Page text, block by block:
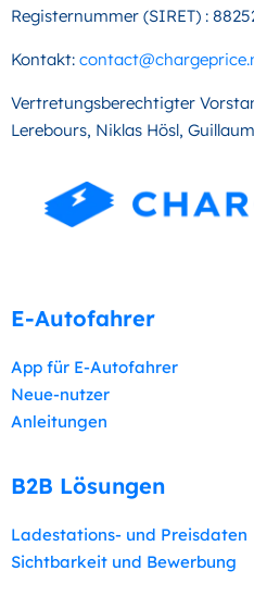
Registernummer (SIRET) :
Kontakt:
Vertretungs­berechtigter
Lerebours, Niklas Hösl,
E-Autofahrer
App für E-Autofahrer
Neue-nutzer
Anleitungen
B2B Lösungen​
Ladestations- und Preisdaten
Sichtbarkeit und Bewerbung